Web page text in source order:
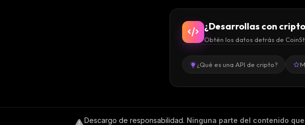
¿Desarrollas con
Obtén los datos detrás de
¿Qué es una API de cripto?
Descargo de responsabilidad. Ninguna parte del contenido